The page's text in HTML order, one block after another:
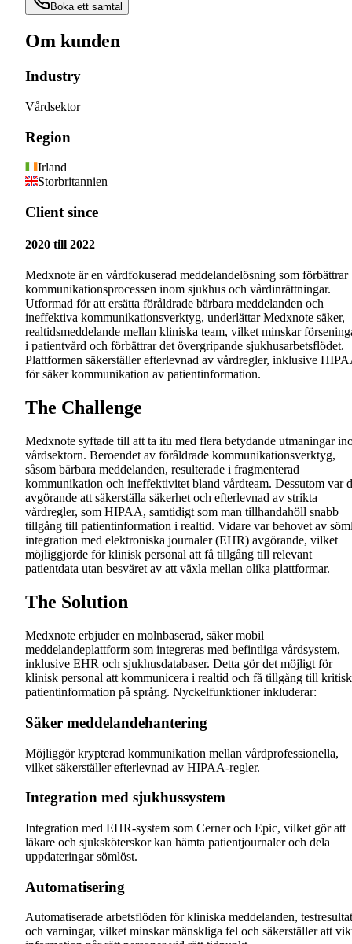
Boka ett samtal
Om kunden
Industry
Vårdsektor
Region
Irland
Storbritannien
Client since
2020 till 2022
Medxnote är en vårdfokuserad meddelandelösning som förbättrar
kommunikationsprocessen inom sjukhus och vårdinrättningar.
Utformad för att ersätta föråldrade bärbara meddelanden och
ineffektiva kommunikationsverktyg, underlättar Medxnote säker,
realtidsmeddelande mellan kliniska team, vilket minskar
i patientvård och förbättrar det övergripande sjukhusarbetsflödet.
Plattformen säkerställer efterlevnad av vårdregler, inklusive
för säker kommunikation av patientinformation.
The Challenge
Medxnote syftade till att ta itu med flera betydande utmaningar
vårdsektorn. Beroendet av föråldrade kommunikationsverktyg,
såsom bärbara meddelanden, resulterade i fragmenterad
kommunikation och ineffektivitet bland vårdteam. Dessutom var
avgörande att säkerställa säkerhet och efterlevnad av strikta
vårdregler, som HIPAA, samtidigt som man tillhandahöll snabb
tillgång till patientinformation i realtid. Vidare var behovet av
integration med elektroniska journaler (EHR) avgörande, vilket
möjliggjorde för klinisk personal att få tillgång till relevant
patientdata utan besväret av att växla mellan olika plattformar.
The Solution
Medxnote erbjuder en molnbaserad, säker mobil
meddelandeplattform som integreras med befintliga vårdsystem,
inklusive EHR och sjukhusdatabaser. Detta gör det möjligt för
klinisk personal att kommunicera i realtid och få tillgång till kritisk
patientinformation på språng. Nyckelfunktioner inkluderar:
Säker meddelandehantering
Möjliggör krypterad kommunikation mellan vårdprofessionella,
vilket säkerställer efterlevnad av HIPAA-regler.
Integration med sjukhussystem
Integration med EHR-system som Cerner och Epic, vilket gör att
läkare och sjuksköterskor kan hämta patientjournaler och dela
uppdateringar sömlöst.
Automatisering
Automatiserade arbetsflöden för kliniska meddelanden, testresultat
och varningar, vilket minskar mänskliga fel och säkerställer att